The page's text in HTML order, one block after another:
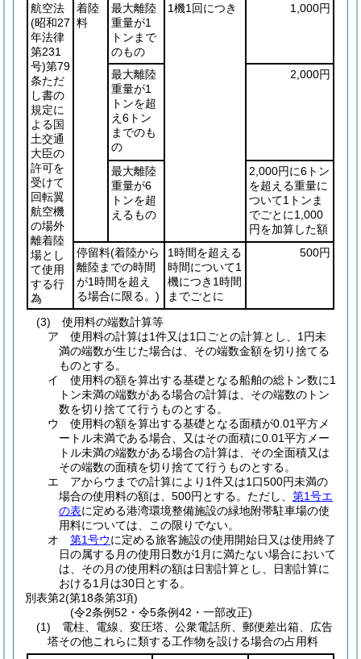
航空法
(昭和27
年法律
第231
号)第79
条ただ
し書の
規定に
よる国
土交通
大臣の
許可を
受けて
回転翼
航空機
の場外
離着陸
場とし
て使用
する行
為
着陸
料
最大離陸
重量が1
トンまで
のもの
1機1回につき 1,000円
最大離陸
重量が1
トンを超
え6トン
までのも
の
2,000円
最大離陸
重量が6
トンを超
えるもの
2,000円に6トン
を超える重量に
ついて1トンま
でごとに1,000
円を加算した額
停留料(着陸から
離陸までの時間
が1時間を超え
る場合に限る。)
1時間を超える
時間について1
機につき1時間
までごとに
500円
(3) 使用料の端数計算等
ア 使用料の計算は1件又は1口ごとの計算とし、1円未
満の端数が生じた場合は、その端数金額を切り捨てる
ものとする。
イ 使用料の額を算出する基礎となる船舶の総トン数に1
トン未満の端数がある場合の計算は、その端数のトン
数を切り捨てて行うものとする。
ウ 使用料の額を算出する基礎となる面積が0.01平方メ
ートル未満である場合、又はその面積に0.01平方メー
トル未満の端数がある場合の計算は、その全面積又は
その端数の面積を切り捨てて行うものとする。
エ アからウまでの計算により1件又は1口500円未満の
場合の使用料の額は、500円とする。ただし、 第1号エ
の表に定める港湾環境整備施設の緑地附帯駐車場の使
用料については、この限りでない。
オ 第1号ウに定める旅客施設の使用開始日又は使用終了
日の属する月の使用日数が1月に満たない場合において
は、その月の使用料の額は日割計算とし、日割計算に
おける1月は30日とする。
別表第2(第18条第3項)
(令2条例52・令5条例42・一部改正)
(1) 電柱、電線、変圧塔、公衆電話所、郵便差出箱、広告
塔その他これらに類する工作物を設ける場合の占用料